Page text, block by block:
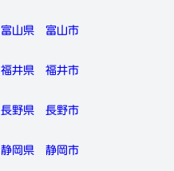
富山県 富山市
福井県 福井市
長野県 長野市
静岡県 静岡市